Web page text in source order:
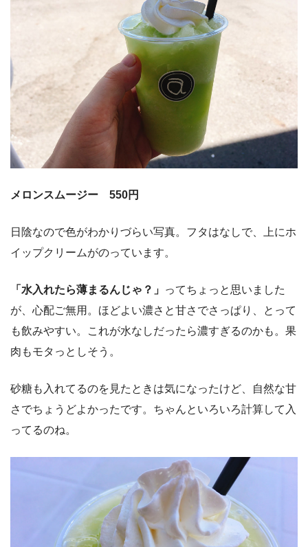
メロンスムージー 550円
日陰なので色がわかりづらい写真。フタはなしで、上にホ
イップクリームがのっています。
「水入れたら薄まるんじゃ？」 ってちょっと思いました
が、心配ご無用。ほどよい濃さと甘さでさっぱり、とって
も飲みやすい。これが水なしだったら濃すぎるのかも。果
肉もモタっとしそう。
砂糖も入れてるのを見たときは気になったけど、自然な甘
さでちょうどよかったです。ちゃんといろいろ計算して入
ってるのね。